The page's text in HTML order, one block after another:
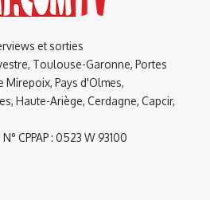
et sorties
Toulouse-Garonne, Portes
Mirepoix, Pays d'Olmes,
Haute-Ariège, Cerdagne, Capcir,
CPPAP : 0523 W 93100